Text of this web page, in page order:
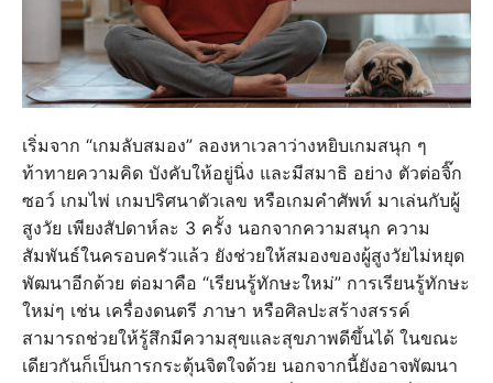
เริ่มจาก “เกมลับสมอง” ลองหาเวลาว่างหยิบเกมสนุก ๆ
ท้าทายความคิด บังคับให้อยู่นิ่ง และมีสมาธิ อย่าง ตัวต่อจิ๊ก
ซอว์ เกมไพ่ เกมปริศนาตัวเลข หรือเกมคำศัพท์ มาเล่นกับผู้
สูงวัย เพียงสัปดาห์ละ 3 ครั้ง นอกจากความสนุก ความ
สัมพันธ์ในครอบครัวแล้ว ยังช่วยให้สมองของผู้สูงวัยไม่หยุด
พัฒนาอีกด้วย ต่อมาคือ “เรียนรู้ทักษะใหม่” การเรียนรู้ทักษะ
ใหม่ๆ เช่น เครื่องดนตรี ภาษา หรือศิลปะสร้างสรรค์
สามารถช่วยให้รู้สึกมีความสุขและสุขภาพดีขึ้นได้ ในขณะ
เดียวกันก็เป็นการกระตุ้นจิตใจด้วย นอกจากนี้ยังอาจพัฒนา